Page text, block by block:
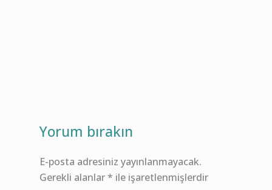
Yorum bırakın
E-posta adresiniz yayınlanmayacak.
Gerekli alanlar* ile işaretlenmişlerdir